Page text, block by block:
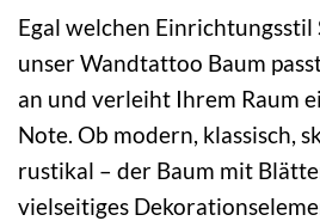
Egal welchen Einrichtungsstil
unser Wandtattoo Baum
an und verleiht Ihrem Raum
Note. Ob modern, klassisch,
rustikal – der Baum mit
vielseitiges